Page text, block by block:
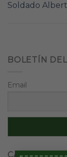
Soldado
BOLETÍN
Email
CATEGORIAS